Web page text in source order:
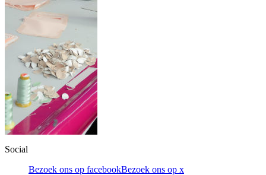
Social
Bezoek ons op facebookBezoek ons op x